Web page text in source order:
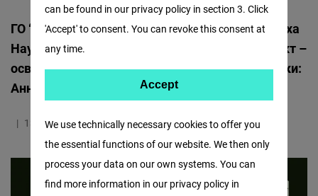
ГО “Смарт Освіта” за підтримки Фонду Фрідріха
Науманна за Свободу розпочинає новий проєкт –
освітній подкаст “Дофамін для освіти”. Авторки:
Анна Степанова-Камиш, Галина Титиш
13.09.2021 11.1 Хвилини Україна
We use technically necessary cookies to offer you
the essential functions of our website. We then only
process your data on our own systems. You can
find more information in our privacy policy in
can be found in our privacy policy in section 3. Click
'Accept' to consent. You can revoke this consent at
any time.
Facebook
Embed
Accept